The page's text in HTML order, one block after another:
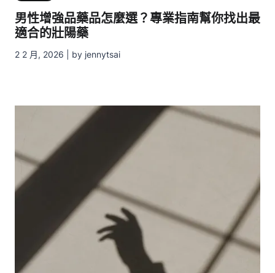
男性增強品藥品怎麼選？專業指南幫你找出最
適合的壯陽藥
2 2 月, 2026 | by jennytsai